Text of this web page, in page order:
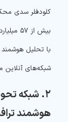
بیش
با تحلیل
شبکه‌های
هوشمند